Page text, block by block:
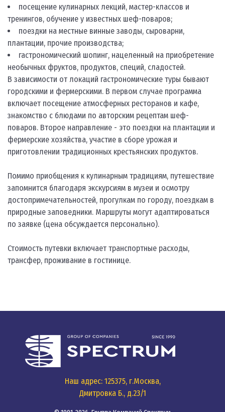
посещение кулинарных лекций, мастер-классов и
тренингов, обучение у известных шеф-поваров;
поездки на местные винные заводы, сыроварни,
плантации, прочие производства;
гастрономический шопинг, нацеленный на приобретение
необычных фруктов, продуктов, специй, сладостей.
В зависимости от локаций гастрономические туры бывают
городскими и фермерскими. В первом случае программа
включает посещение атмосферных ресторанов и кафе,
знакомство с блюдами по авторским рецептам шеф-
поваров. Второе направление - это поездки на плантации и
фермерские хозяйства, участие в сборе урожая и
приготовлении традиционных крестьянских продуктов.
Помимо приобщения к кулинарным традициям, путешествие
запомнится благодаря экскурсиям в музеи и осмотру
достопримечательностей, прогулкам по городу, поездкам в
природные заповедники. Маршруты могут адаптироваться
по заявке (цена обсуждается персонально).
Стоимость путевки включает транспортные расходы,
трансфер, проживание в гостинице.
Наш адрес: 125375, г.Москва,
Дмитровка Б., д.23/1